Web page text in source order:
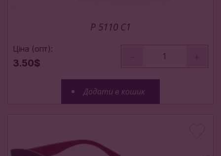
P 5110 C1
Ціна (опт):
3.50$
- +
Додати в кошик